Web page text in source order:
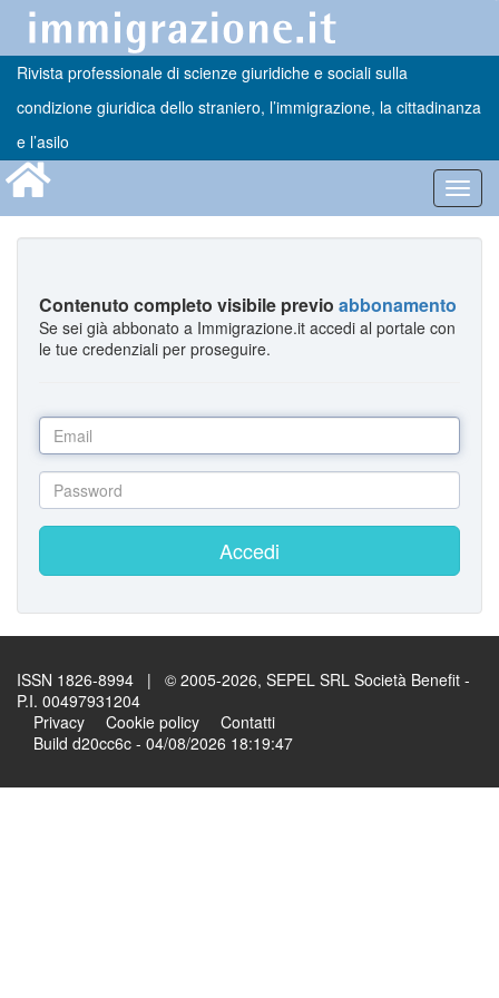
Rivista professionale di scienze giuridiche e sociali sulla
condizione giuridica dello straniero, l’immigrazione, la cittadinanza
e l’asilo
Contenuto completo visibile previo abbonamento
Se sei già abbonato a Immigrazione.it accedi al portale con
le tue credenziali per proseguire.
Accedi
ISSN 1826-8994 | © 2005-2026, SEPEL SRL Società Benefit -
P.I. 00497931204
Privacy
Cookie policy
Contatti
Build d20cc6c - 04/08/2026 18:19:47